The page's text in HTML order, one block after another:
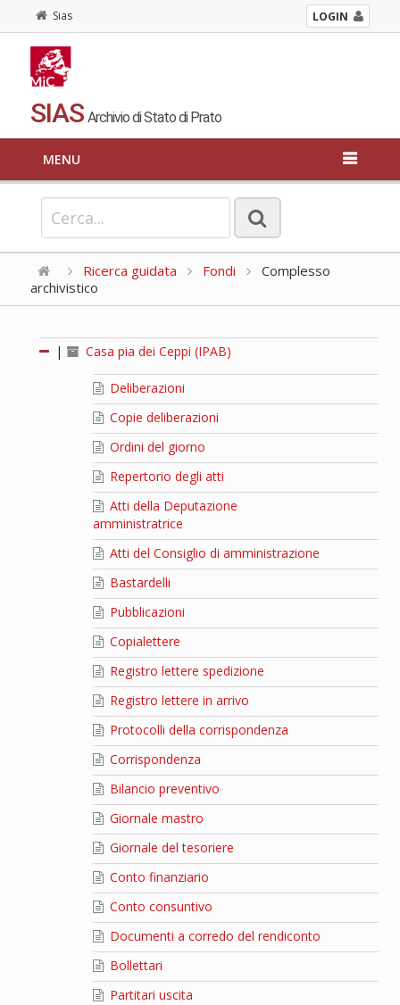
Sias LOGIN
SIAS Archivio di Stato di Prato
MENU
Ricerca guidata Fondi
Complesso
archivistico
| Casa pia dei Ceppi (IPAB)
Deliberazioni
Copie deliberazioni
Ordini del giorno
Repertorio degli atti
Atti della Deputazione
amministratrice
Atti del Consiglio di amministrazione
Bastardelli
Pubblicazioni
Copialettere
Registro lettere spedizione
Registro lettere in arrivo
Protocolli della corrispondenza
Corrispondenza
Bilancio preventivo
Giornale mastro
Giornale del tesoriere
Conto finanziario
Conto consuntivo
Documenti a corredo del rendiconto
Bollettari
Partitari uscita